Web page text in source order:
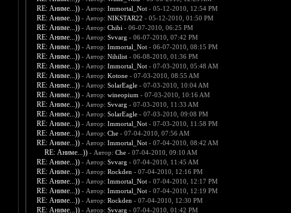
RE: Аниме...)) - Автор: Immortal_Not- 05-12-2010, 12:54 PM
RE: Аниме...)) - Автор: NIKSTAR22 - 05-12-2010, 01:50 PM
RE: Аниме...)) - Автор: Chibi - 06-07-2010, 06:25 PM
RE: Аниме...)) - Автор: Svvarg - 06-07-2010, 07:42 PM
RE: Аниме...)) - Автор: Immortal_Not- 06-07-2010, 08:15 PM
RE: Аниме...)) - Автор: Nihilist- 06-08-2010, 01:36 PM
RE: Аниме...)) - Автор: Immortal_Not- 07-03-2010, 05:48 AM
RE: Аниме...)) - Автор: Kotone- 07-03-2010, 08:55 AM
RE: Аниме...)) - Автор: SolarEagle- 07-03-2010, 10:04 AM
RE: Аниме...)) - Автор: wineopium - 07-03-2010, 10:16 AM
RE: Аниме...)) - Автор: Svvarg - 07-03-2010, 11:33 AM
RE: Аниме...)) - Автор: SolarEagle- 07-03-2010, 09:08 PM
RE: Аниме...)) - Автор: Immortal_Not- 07-03-2010, 11:58 PM
RE: Аниме...)) - Автор: Che- 07-04-2010, 07:56 AM
RE: Аниме...)) - Автор: Immortal_Not- 07-04-2010, 08:42 AM
RE: Аниме...)) - Автор: Che- 07-04-2010, 09:10 AM
RE: Аниме...)) - Автор: Svvarg - 07-04-2010, 11:45 AM
RE: Аниме...)) - Автор: Rockden - 07-04-2010, 12:16 PM
RE: Аниме...)) - Автор: Immortal_Not- 07-04-2010, 12:17 PM
RE: Аниме...)) - Автор: Immortal_Not- 07-04-2010, 12:19 PM
RE: Аниме...)) - Автор: Rockden - 07-04-2010, 12:30 PM
RE: Аниме...)) - Автор: Svvarg - 07-04-2010, 01:42 PM